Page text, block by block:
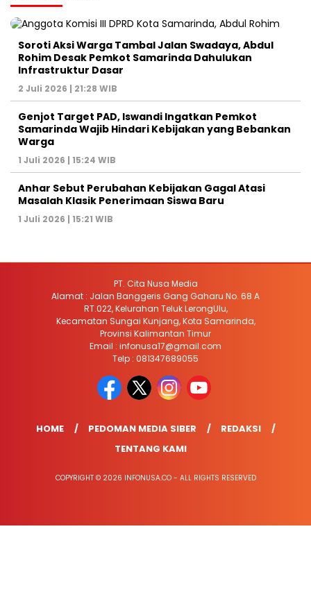
Soroti Aksi Warga Tambal Jalan Swadaya, Abdul
Rohim Desak Pemkot Samarinda Dahulukan
Infrastruktur Dasar
2 Juli 2026 | 21:28 WIB
Genjot Target PAD, Iswandi Ingatkan Pemkot
Samarinda Wajib Hindari Kebijakan yang Bebankan
Warga
1 Juli 2026 | 15:24 WIB
Anhar Sebut Perubahan Kebijakan Gagal Atasi
Masalah Klasik Penerimaan Siswa Baru
1 Juli 2026 | 15:21 WIB
PT. Cita Nusa Media
Alamat : Jalan Banggeris Gang Gaharu No. 68 A
RT.022, Kelurahan Teluk LerongUlu,
Kecamatan Sungai Kunjang, Kota Samarinda,
Provinsi Kalimantan Timur
Email : infonusa17@gmail.com
Telp : 081347689055
HOME PEDOMAN MEDIA SIBER
REDAKSI
TENTANG KAMI
COPYRIGHT © 2026 INFONUSA.CO - ALL RIGHTS RESERVED